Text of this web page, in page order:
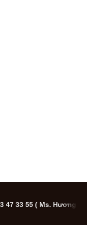
47 33 55 ( Ms. Hương